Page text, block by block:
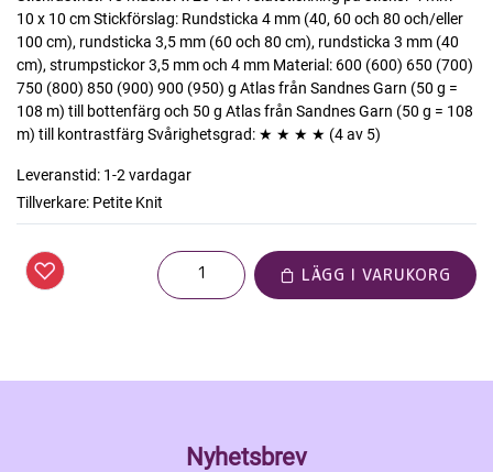
10 x 10 cm Stickförslag: Rundsticka 4 mm (40, 60 och 80 och/eller
100 cm), rundsticka 3,5 mm (60 och 80 cm), rundsticka 3 mm (40
cm), strumpstickor 3,5 mm och 4 mm Material: 600 (600) 650 (700)
750 (800) 850 (900) 900 (950) g Atlas från Sandnes Garn (50 g =
108 m) till bottenfärg och 50 g Atlas från Sandnes Garn (50 g = 108
m) till kontrastfärg Svårighetsgrad: ★ ★ ★ ★ (4 av 5)
Leveranstid: 1-2 vardagar
Tillverkare: Petite Knit
LÄGG I VARUKORG
Nyhetsbrev